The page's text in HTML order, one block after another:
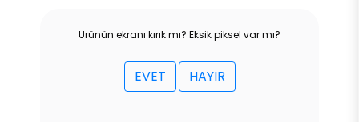
Ürünün ekranı kırık mı? Eksik piksel var mı?
EVET HAYIR